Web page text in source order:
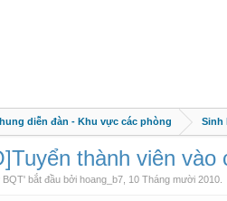
diễn đàn - Khu vực các phòng Sinh
thành viên
BQT' bắt đầu bởi hoang_b7 10 Tháng mười 2010